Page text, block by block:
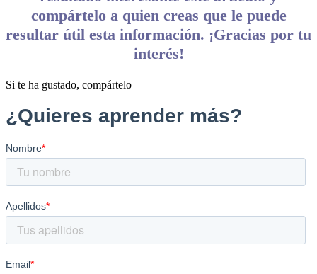
compártelo a quien creas que le puede
resultar útil esta información. ¡Gracias por tu
interés!
Si te ha gustado, compártelo